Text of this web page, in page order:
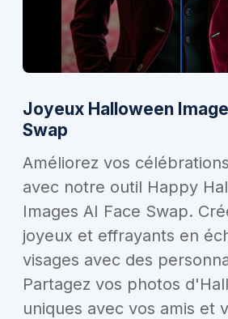
Joyeux Halloween
Swap
Améliorez vos
avec notre outil Happy
Images AI Face Swap.
joyeux et effrayants en
visages avec des
Partagez vos photos
uniques avec vos amis et